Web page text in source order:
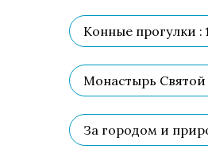
Конные прогулки :
Монастырь Святой
За городом и